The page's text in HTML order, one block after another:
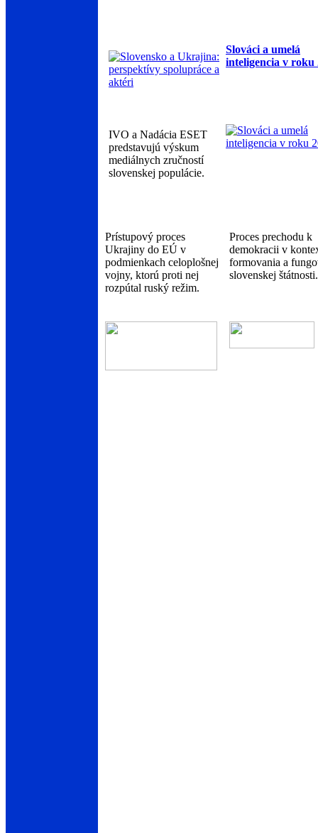
Slováci a umelá
inteligencia v roku
IVO a Nadácia ESET
predstavujú výskum
mediálnych zručností
slovenskej populácie.
Prístupový proces
Ukrajiny do EÚ v
podmienkach celoplošnej
vojny, ktorú proti nej
rozpútal ruský režim.
Proces prechodu k
demokracii v
formovania a
slovenskej štátnosti.